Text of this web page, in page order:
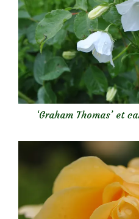
‘Graham Thomas’ et